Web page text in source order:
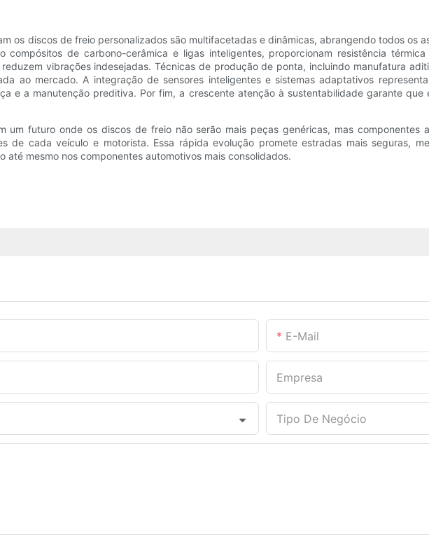
os discos de freio personalizados são multifacetadas e dinâmicas, abrangendo todos
compósitos de carbono-cerâmica e ligas inteligentes, proporcionam resistência
vibrações indesejadas. Técnicas de produção de ponta, incluindo manufatura
ao mercado. A integração de sensores inteligentes e sistemas adaptativos
e a manutenção preditiva. Por fim, a crescente atenção à sustentabilidade garante
um futuro onde os discos de freio não serão mais peças genéricas, mas componentes
de cada veículo e motorista. Essa rápida evolução promete estradas mais seguras,
até mesmo nos componentes automotivos mais consolidados.
E-Mail
Empresa
Tipo De Negócio